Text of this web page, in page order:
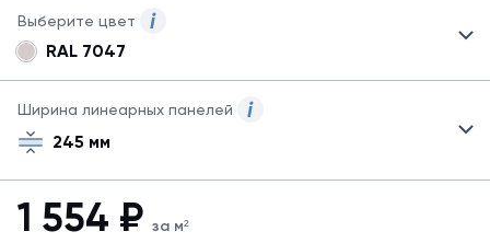
Выберите цвет
данного
все
возможные
RAL 7047
Ширина линеарных панелей
245 мм
1 554 ₽ за м²